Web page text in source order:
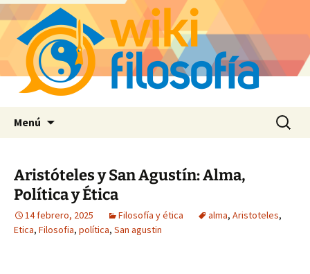
Menú Buscar:
Aristóteles y San Agustín: Alma,
Política y Ética
14 febrero, 2025 Filosofía y ética alma, Aristoteles,
Etica, Filosofia, política, San agustin